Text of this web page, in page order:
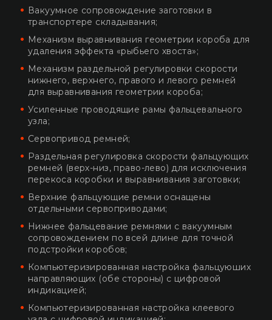
Вакуумное сопровождение заготовки в
транспортере складывания;
Механизм выравнивания геометрии короба для
удаления эффекта «рыбьего хвоста»;
Механизм раздельной регулировки скорости
нижнего, верхнего, правого и левого ремней
для выравнивания геометрии короба;
Усиленные проводящие рамы фальцевального
узла;
Сервопривод ремней;
Раздельная регулировка скорости фальцующих
ремней (верх-низ, право-лево) для исключения
перекоса коробки и выравнивания заготовки;
Верхние фальцующие ремни оснащены
отдельными сервоприводами;
Нижнее фальцевание ремнями с вакуумным
сопровождением по всей длине для точной
подстройки коробов;
Компьютеризированная настройка фальцуюших
направляющих (обе стороны) с цифровой
индикацией;
Компьютеризированная настройка клеевого